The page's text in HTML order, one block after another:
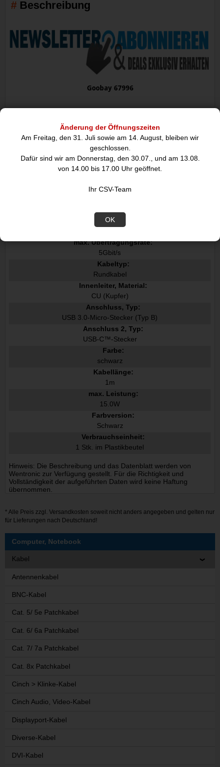
Änderung der Öffnungszeiten
Am Freitag, den 31. Juli sowie am 14. August, bleiben wir
geschlossen.
Dafür sind wir am Donnerstag, den 30.07., und am 13.08.
von 14.00 bis 17.00 Uhr geöffnet.
Ihr CSV-Team
OK
Beschreibung
Goobay 67996
Datenblatt
Technische Merkmale
USB 3.1
max. Leistung:
max. Übertragungsrate:
5Gbit/s
Kabeltyp:
Rundkabel
Innenleiter, Material:
CU (Kupfer)
Anschluss, Typ:
USB 3.0-Micro-Stecker (Typ B)
Anschluss 2, Typ:
USB-C™-Stecker
Farbe:
schwarz
Kabellänge:
1m
max. Leistung:
15.0W
Farbversion:
Schwarz
Verbrauchseinheit:
1 Stk. im Plastikbeutel
Hinweis: Die Beschreibung und das Datenblatt werden von
Wentronic zur Verfügung gestellt. Für die Richtigkeit und
Vollständigkeit der aufgeführten Daten wird keine Haftung
übernommen.
* Alle Preis zzgl. Versandkosten soweit nicht anders angegeben und gelten nur
für Lieferungen nach Deutschland!
Computer, Notebook
Kabel
Antennenkabel
BNC-Kabel
Cat. 5/ 5e Patchkabel
Cat. 6/ 6a Patchkabel
Cat. 7/ 7a Patchkabel
Cat. 8x Patchkabel
Cinch > Klinke-Kabel
Cinch Audio, Video-Kabel
Displayport-Kabel
Diverse-Kabel
DVI-Kabel